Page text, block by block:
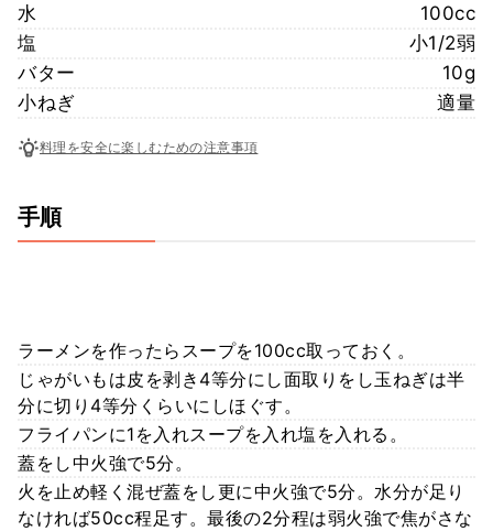
水
100cc
塩
小1/2弱
バター
10g
小ねぎ
適量
料理を安全に楽しむための注意事項
手順
ラーメンを作ったらスープを100cc取っておく。
じゃがいもは皮を剥き4等分にし面取りをし玉ねぎは半
分に切り4等分くらいにしほぐす。
フライパンに1を入れスープを入れ塩を入れる。
蓋をし中火強で5分。
火を止め軽く混ぜ蓋をし更に中火強で5分。水分が足り
なければ50cc程足す。最後の2分程は弱火強で焦がさな